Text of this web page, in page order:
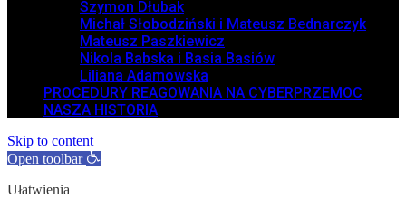
Szymon Dłubak
Michał Słobodziński i Mateusz Bednarczyk
Mateusz Paszkiewicz
Nikola Babska i Basia Basiów
Liliana Adamowska
PROCEDURY REAGOWANIA NA CYBERPRZEMOC
NASZA HISTORIA
Skip to content
Open toolbar
Ułatwienia